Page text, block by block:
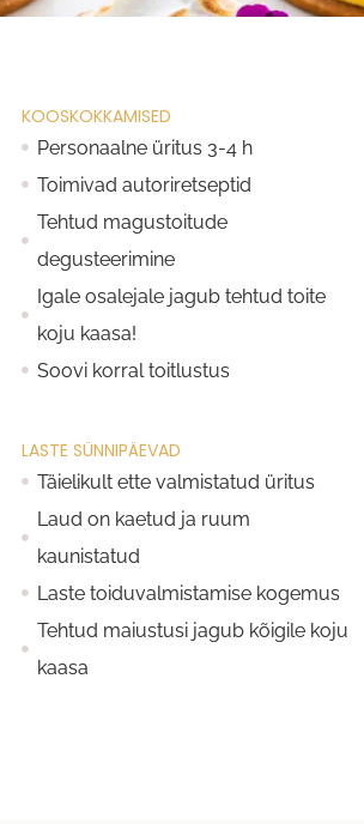
KOOSKOKKAMISED
Personaalne üritus 3-4 h
Toimivad autoriretseptid
Tehtud magustoitude
degusteerimine
Igale osalejale jagub tehtud toite
koju kaasa!
Soovi korral toitlustus
LASTE SÜNNIPÄEVAD
Täielikult ette valmistatud üritus
Laud on kaetud ja ruum
kaunistatud
Laste toiduvalmistamise kogemus
Tehtud maiustusi jagub kõigile koju
kaasa